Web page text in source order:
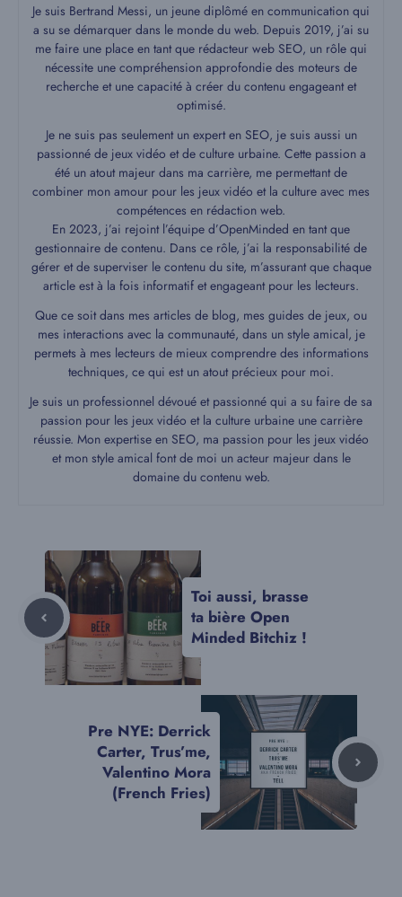
Je suis Bertrand Messi, un jeune diplômé en communication qui
a su se démarquer dans le monde du web. Depuis 2019, j’ai su
me faire une place en tant que rédacteur web SEO, un rôle qui
nécessite une compréhension approfondie des moteurs de
recherche et une capacité à créer du contenu engageant et
optimisé.
Je ne suis pas seulement un expert en SEO, je suis aussi un
passionné de jeux vidéo et de culture urbaine. Cette passion a
été un atout majeur dans ma carrière, me permettant de
combiner mon amour pour les jeux vidéo et la culture avec mes
compétences en rédaction web.
En 2023, j’ai rejoint l’équipe d’OpenMinded en tant que
gestionnaire de contenu. Dans ce rôle, j’ai la responsabilité de
gérer et de superviser le contenu du site, m’assurant que chaque
article est à la fois informatif et engageant pour les lecteurs.
Que ce soit dans mes articles de blog, mes guides de jeux, ou
mes interactions avec la communauté, dans un style amical, je
permets à mes lecteurs de mieux comprendre des informations
techniques, ce qui est un atout précieux pour moi.
Je suis un professionnel dévoué et passionné qui a su faire de sa
passion pour les jeux vidéo et la culture urbaine une carrière
réussie. Mon expertise en SEO, ma passion pour les jeux vidéo
et mon style amical font de moi un acteur majeur dans le
domaine du contenu web.
Toi aussi, brasse
ta bière Open
Minded Bitchiz !
Pre NYE: Derrick
Carter, Trus’me,
Valentino Mora
(French Fries)